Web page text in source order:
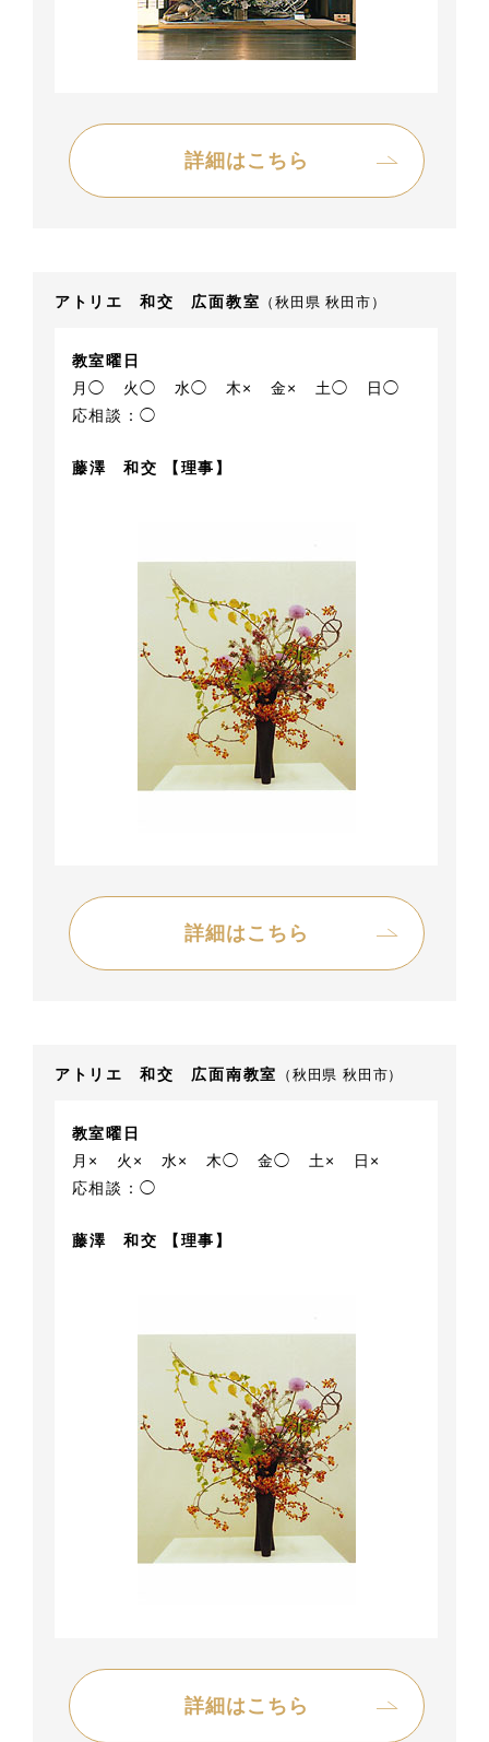
詳細はこちら
アトリエ 和交 広面教室 （秋田県 秋田市）
教室曜日
月◯
火◯ 水◯ 木× 金× 土◯
日◯
応相談：◯
藤澤 和交 【理事】
詳細はこちら
アトリエ 和交 広面南教室 （秋田県 秋田市）
教室曜日
月×
火× 水× 木◯ 金◯ 土×
日×
応相談：◯
藤澤 和交 【理事】
詳細はこちら